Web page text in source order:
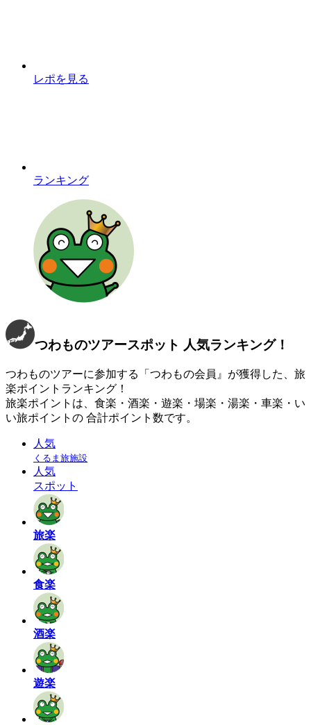
レポを見る
ランキング
つわものツアースポット 人気ランキング！
つわものツアーに参加する「つわもの会員』が獲得した、旅
楽ポイントランキング！
旅楽ポイントは、食楽・酒楽・遊楽・場楽・湯楽・車楽・い
い旅ポイントの 合計ポイント数です。
人気
くるま旅施設
人気
スポット
旅楽
食楽
酒楽
遊楽